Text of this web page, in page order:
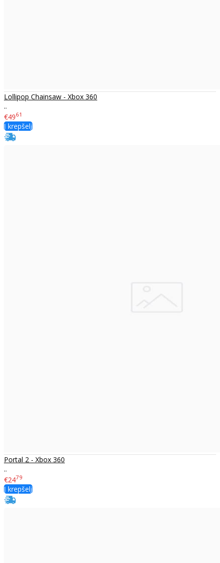
Lollipop Chainsaw - Xbox 360
..
€4961
Į krepšelį
Portal 2 - Xbox 360
..
€2479
Į krepšelį